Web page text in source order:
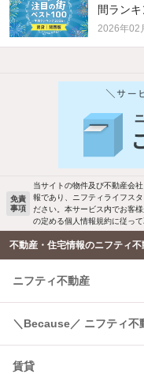
間ラン
2026年02
バス・トイレ別
洗濯機置場あり
エアコンあり
温水洗浄便座
コンロ2口以上
免責
事項
当サイトの物件及び不動産会
報であり、ニフティライフス
ださい。本サービス内でお客
の定める個人情報規約に従って
不動産・住宅情報のニフティ不
ニフティ不動産
＼Because／ ニフティ不
賃貸